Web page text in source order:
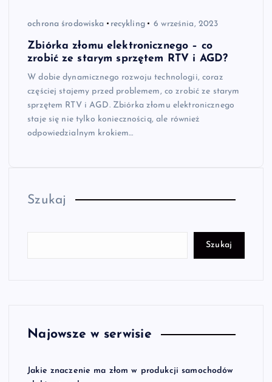
ochrona środowiska recykling 6 września, 2023
Zbiórka złomu elektronicznego – co
zrobić ze starym sprzętem RTV i AGD?
W dobie dynamicznego rozwoju technologii, coraz
częściej stajemy przed problemem, co zrobić ze starym
sprzętem RTV i AGD. Zbiórka złomu elektronicznego
staje się nie tylko koniecznością, ale również
odpowiedzialnym krokiem…
Szukaj
Szukaj
Najowsze w serwisie
Jakie znaczenie ma złom w produkcji samochodów